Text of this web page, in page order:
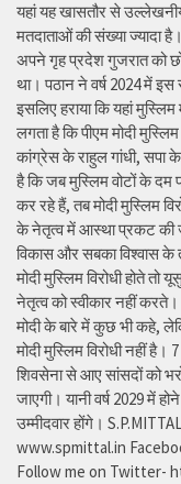
यहां यह खासतौर से
मतदाताओं की संख्या ज्यादा
अपने गृह प्रदेश गुजरात को
था। पठान ने वर्ष 2024 में
इसलिए हराया कि यहां
लगता है कि पीएम मोदी
कांग्रेस के राहुल गांधी, सपा
है कि जब मुस्लिम वोटों के दम
कर रहे हैं, तब मोदी मुस्लिम
के नेतृत्व में आस्था प्रकट की
विकास और सबका विश्वास के
मोदी मुस्लिम विरोधी होते
नेतृत्व को स्वीकार नहीं
मोदी के बारे में कुछ भी कहे,
मोदी मुस्लिम विरोधी नहीं
शिवसेना से आए सांसदों को
जाएगी। यानी वर्ष 2029 में
उम्मीदवार होंगे।
www.spmittal.in
Follow me on Twitter-